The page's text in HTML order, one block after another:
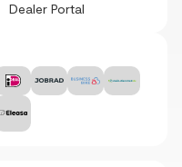
Dealer Portal